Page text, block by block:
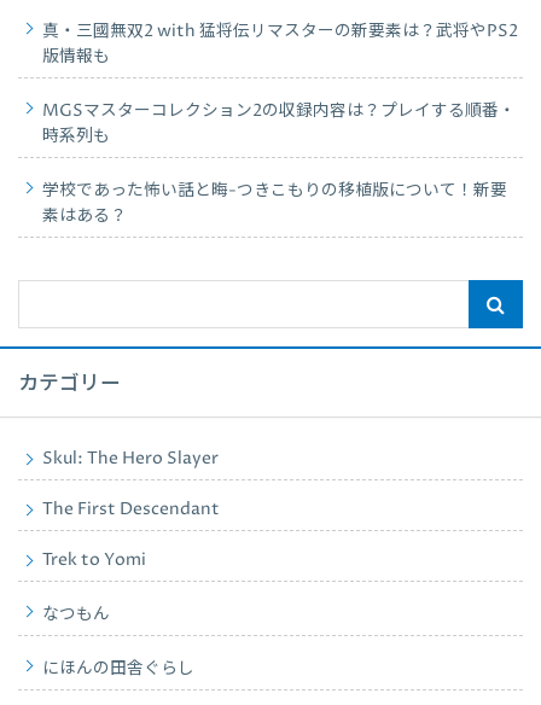
真・三國無双2 with 猛将伝リマスターの新要素は？武将やPS2
版情報も
MGSマスターコレクション2の収録内容は？プレイする順番・
時系列も
学校であった怖い話と晦-つきこもりの移植版について！新要
素はある？
カテゴリー
Skul: The Hero Slayer
The First Descendant
Trek to Yomi
なつもん
にほんの田舎ぐらし